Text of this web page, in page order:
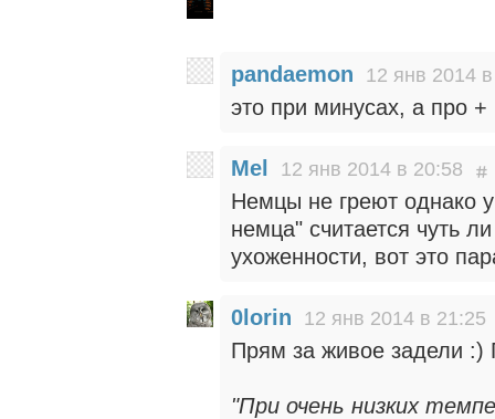
pandaemon 12 янв 2014
это при минусах, а про +
Mel 12 янв 2014 в 20:58
Немцы не греют однако
немца" считается чуть
ухоженности, вот это
0lorin 12 янв 2014 в 21:25
Прям за живое задели :)
"При очень низких